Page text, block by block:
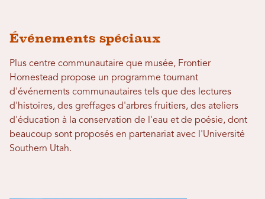
Événements spéciaux
Plus centre communautaire que musée, Frontier
Homestead propose un programme tournant
d'événements communautaires tels que des lectures
d'histoires, des greffages d'arbres fruitiers, des ateliers
d'éducation à la conservation de l'eau et de poésie, dont
beaucoup sont proposés en partenariat avec l'Université
Southern Utah.